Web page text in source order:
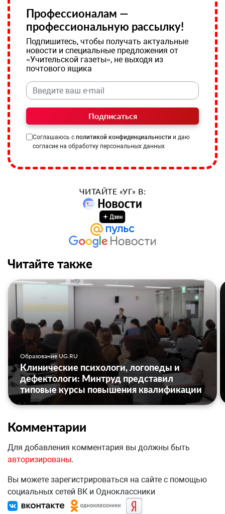
Профессионалам —
профессиональную рассылку!
Подпишитесь, чтобы получать актуальные
новости и специальные предложения от
«Учительской газеты», не выходя из
почтового ящика
Подписаться
Соглашаюсь с политикой конфиденциальности и даю
согласие на обработку персональных данных
ЧИТАЙТЕ «УГ» В:
Читайте также
Образование UG.RU
Клинические психологи, логопеды и
дефектологи: Минтруд представил
типовые курсы повышения квалификации
Комментарии
Для добавления комментария вы должны быть
авторизированы.
Вы можете зарегистрироваться на сайте с помощью
социальных сетей ВК и Одноклассники